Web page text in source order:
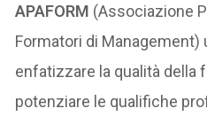
APAFORM (Associazione
Formatori di Management)
enfatizzare la qualità della
potenziare le qualifiche